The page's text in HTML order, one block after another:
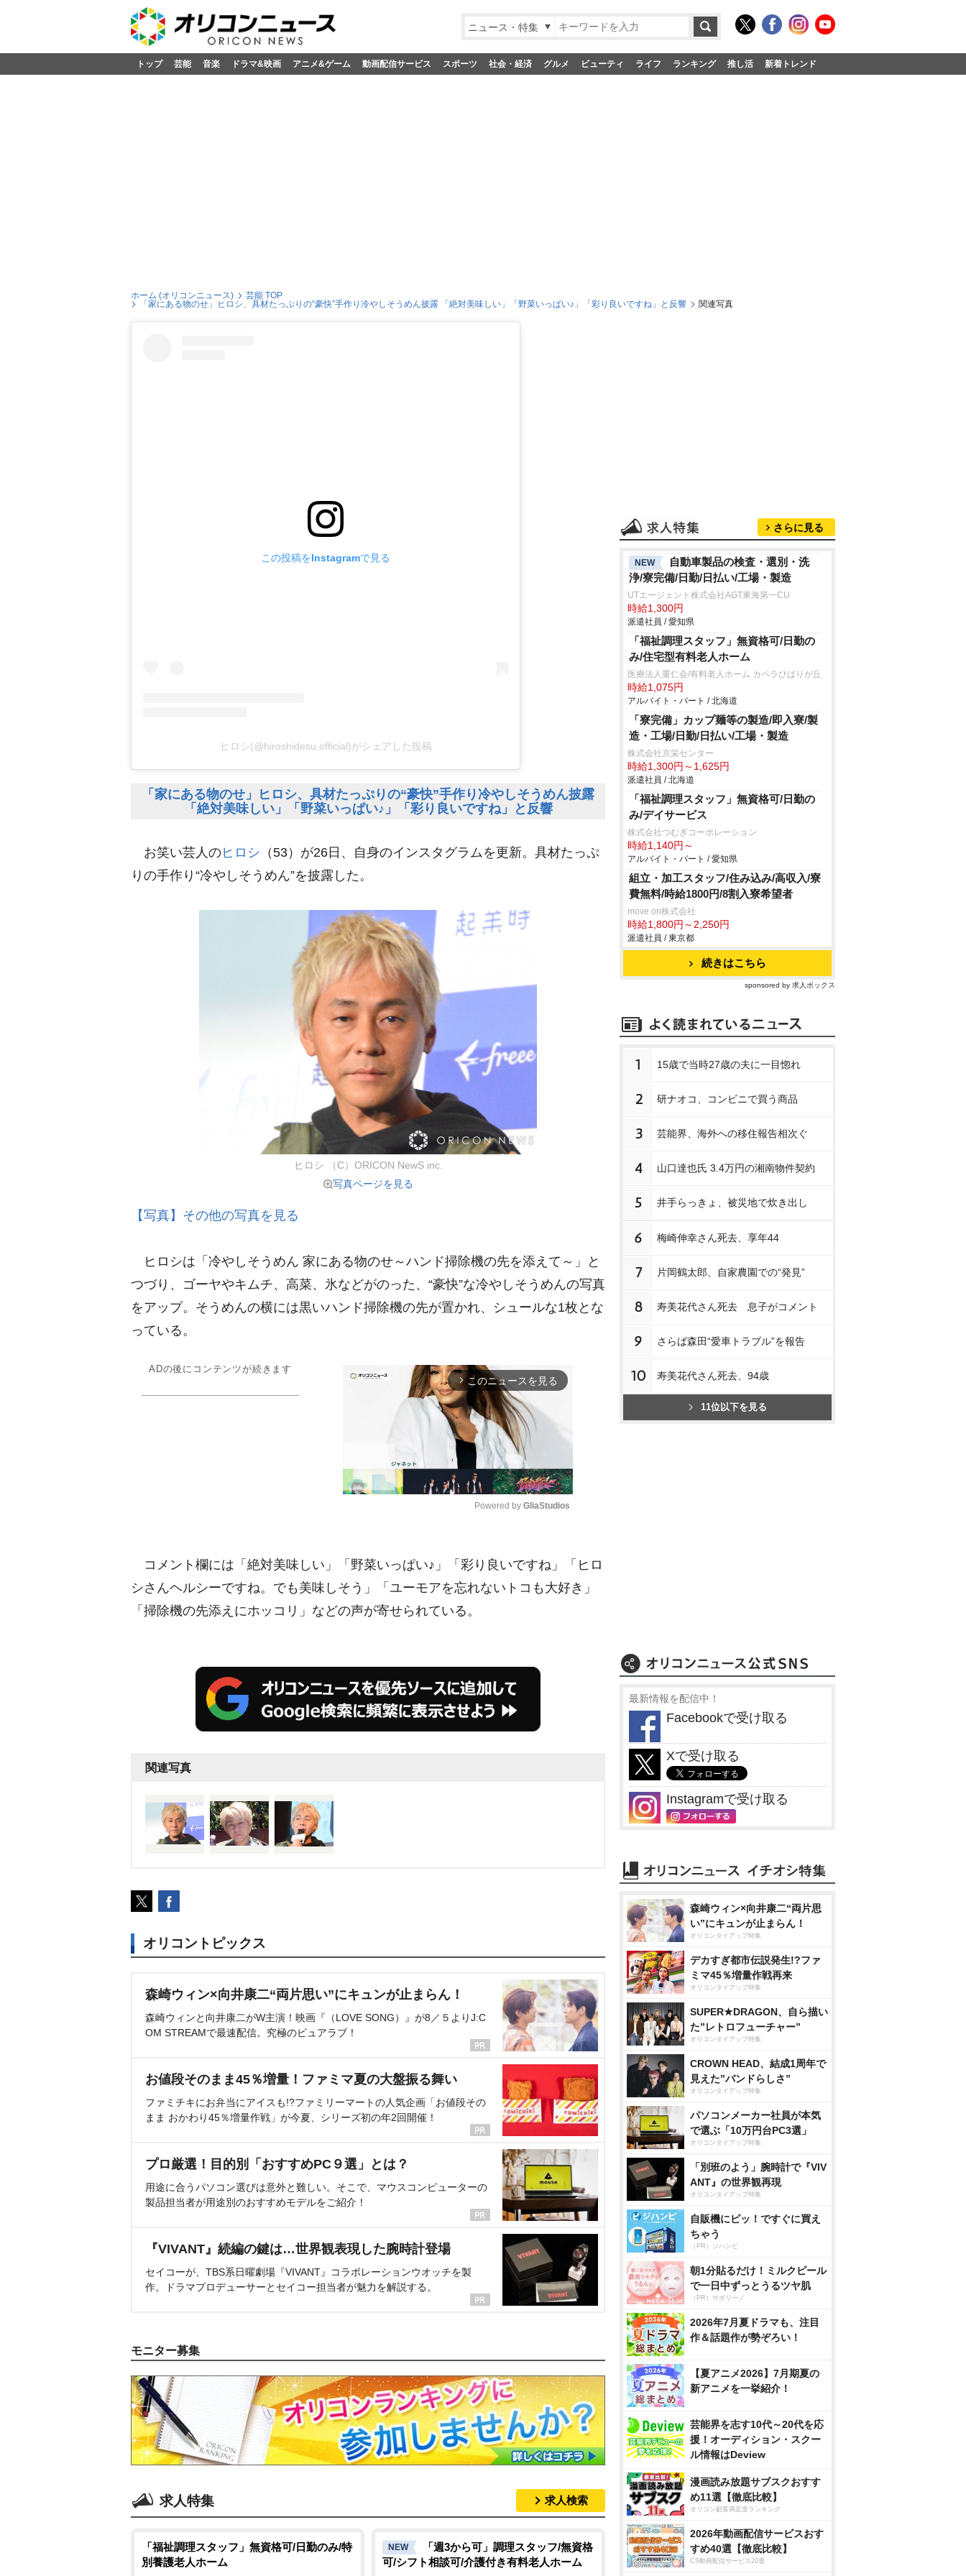
ニュース・特集
トップ 芸能 音楽 ドラマ&映画 アニメ&ゲーム 動画配信サービス スポーツ 社会・経済 グルメ ビューティ ライフ ランキング 推し活 新着トレンド
ホーム (オリコンニュース)
芸能 TOP
「家にある物のせ」ヒロシ、具材たっぷりの“豪快”手作り冷やしそうめん披露 「絶対美味しい」「野菜いっぱい♪」「彩り良いですね」と反響
関連写真
この投稿をInstagramで見る
ヒロシ(@hiroshidesu.official)がシェアした投稿
「家にある物のせ」ヒロシ、具材たっぷりの“豪快”手作り冷やしそうめん披露
「絶対美味しい」「野菜いっぱい♪」「彩り良いですね」と反響
お笑い芸人のヒロシ （53）が26日、自身のインスタグラムを更新。具材たっぷ
りの手作り“冷やしそうめん”を披露した。
ヒロシ （C）ORICON NewS inc.
写真ページを見る
【写真】その他の写真を見る
ヒロシは「冷やしそうめん 家にある物のせ～ハンド掃除機の先を添えて～」と
つづり、ゴーヤやキムチ、高菜、氷などがのった、“豪快”な冷やしそうめんの写真
をアップ。そうめんの横には黒いハンド掃除機の先が置かれ、シュールな1枚とな
っている。
ADの後にコンテンツが続きます
arrow_forward_ios このニュースを見る
u
t
Powered by GliaStudios
コメント欄には「絶対美味しい」「野菜いっぱい♪」「彩り良いですね」「ヒロ
シさんヘルシーですね。でも美味しそう」「ユーモアを忘れないトコも大好き」
「掃除機の先添えにホッコリ」などの声が寄せられている。
関連写真
オリコントピックス
森崎ウィン×向井康二“両片思い”にキュンが止まらん！
森崎ウィンと向井康二がW主演！映画『（LOVE SONG）』が8／５よりJ:C
OM STREAMで最速配信。究極のピュアラブ！
お値段そのまま45％増量！ファミマ夏の大盤振る舞い
ファミチキにお弁当にアイスも!?ファミリーマートの人気企画「お値段その
まま おかわり45％増量作戦」が今夏、シリーズ初の年2回開催！
プロ厳選！目的別「おすすめPC９選」とは？
用途に合うパソコン選びは意外と難しい。そこで、マウスコンピューターの
製品担当者が用途別のおすすめモデルをご紹介！
『VIVANT』続編の鍵は…世界観表現した腕時計登場
セイコーが、TBS系日曜劇場『VIVANT』コラボレーションウオッチを製
作。ドラマプロデューサーとセイコー担当者が魅力を解説する。
モニター募集
求人特集 求人検索
「福祉調理スタッフ」無資格可/日勤のみ/特
別養護老人ホーム
NEW
「週3から可」調理スタッフ/無資格
可/シフト相談可/介護付き有料老人ホーム
さらに見る
NEW
自動車製品の検査・選別・洗
浄/寮完備/日勤/日払い/工場・製造
UTエージェント株式会社AGT東海第一CU
時給1,300円
派遣社員 / 愛知県
「福祉調理スタッフ」無資格可/日勤の
み/住宅型有料老人ホーム
医療法人重仁会/有料老人ホーム カペラひばりが丘
時給1,075円
アルバイト・パート / 北海道
「寮完備」カップ麺等の製造/即入寮/製
造・工場/日勤/日払い/工場・製造
株式会社京栄センター
時給1,300円～1,625円
派遣社員 / 北海道
「福祉調理スタッフ」無資格可/日勤の
み/デイサービス
株式会社つむぎコーポレーション
時給1,140円～
アルバイト・パート / 愛知県
組立・加工スタッフ/住み込み/高収入/寮
費無料/時給1800円/8割入寮希望者
move on株式会社
時給1,800円～2,250円
派遣社員 / 東京都
続きはこちら
sponsored by 求人ボックス
1 15歳で当時27歳の夫に一目惚れ
2 研ナオコ、コンビニで買う商品
3 芸能界、海外への移住報告相次ぐ
4 山口達也氏 3.4万円の湘南物件契約
5 井手らっきょ、被災地で炊き出し
6 梅崎伸幸さん死去、享年44
7 片岡鶴太郎、自家農園での“発見”
8 寿美花代さん死去 息子がコメント
9 さらば森田“愛車トラブル”を報告
10 寿美花代さん死去、94歳
11位以下を見る
最新情報を配信中！
Facebookで受け取る
Xで受け取る
Instagramで受け取る
森崎ウィン×向井康二“両片思
い”にキュンが止まらん！
オリコンタイアップ特集
デカすぎ都市伝説発生!?ファ
ミマ45％増量作戦再来
オリコンタイアップ特集
SUPER★DRAGON、自ら描い
た”レトロフューチャー”
オリコンタイアップ特集
CROWN HEAD、結成1周年で
見えた”バンドらしさ”
オリコンタイアップ特集
パソコンメーカー社員が本気
で選ぶ「10万円台PC3選」
オリコンタイアップ特集
「別班のよう」腕時計で『VIV
ANT』の世界観再現
オリコンタイアップ特集
自販機にピッ！ですぐに買え
ちゃう
（PR）ジハンピ
朝1分貼るだけ！ミルクピール
で一日中ずっとうるツヤ肌
（PR）サボリーノ
2026年7月夏ドラマも、注目
作＆話題作が勢ぞろい！
【夏アニメ2026】7月期夏の
新アニメを一挙紹介！
芸能界を志す10代～20代を応
援！オーディション・スクー
ル情報はDeview
漫画読み放題サブスクおすす
め11選【徹底比較】
オリコン顧客満足度ランキング
2026年動画配信サービスおす
すめ40選【徹底比較】
CS動画配信サービス20選